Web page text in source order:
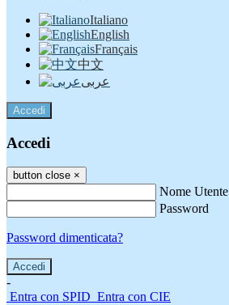
Italiano
English
Français
中文
عربى
Accedi
Accedi
button close ×
Nome Utente
Password
Password dimenticata?
-
Entra con SPID Entra con CIE